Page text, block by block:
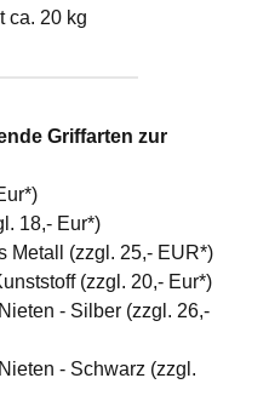
ca. 20 kg
Griffarten zur
18,- Eur*)
Metall (zzgl. 25,- EUR*)
(zzgl. 20,- Eur*)
- Silber (zzgl. 26,-
- Schwarz (zzgl.